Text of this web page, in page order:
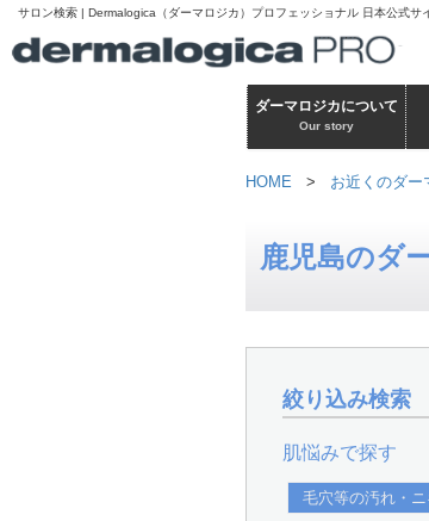
サロン検索 | Dermalogica（ダーマロジカ）プロフェッショナル 日本公式サ
ダーマロジカについて
Our story
HOME > お近くのダー
鹿児島のダ
絞り込み検索
肌悩みで探す
毛穴等の汚れ・